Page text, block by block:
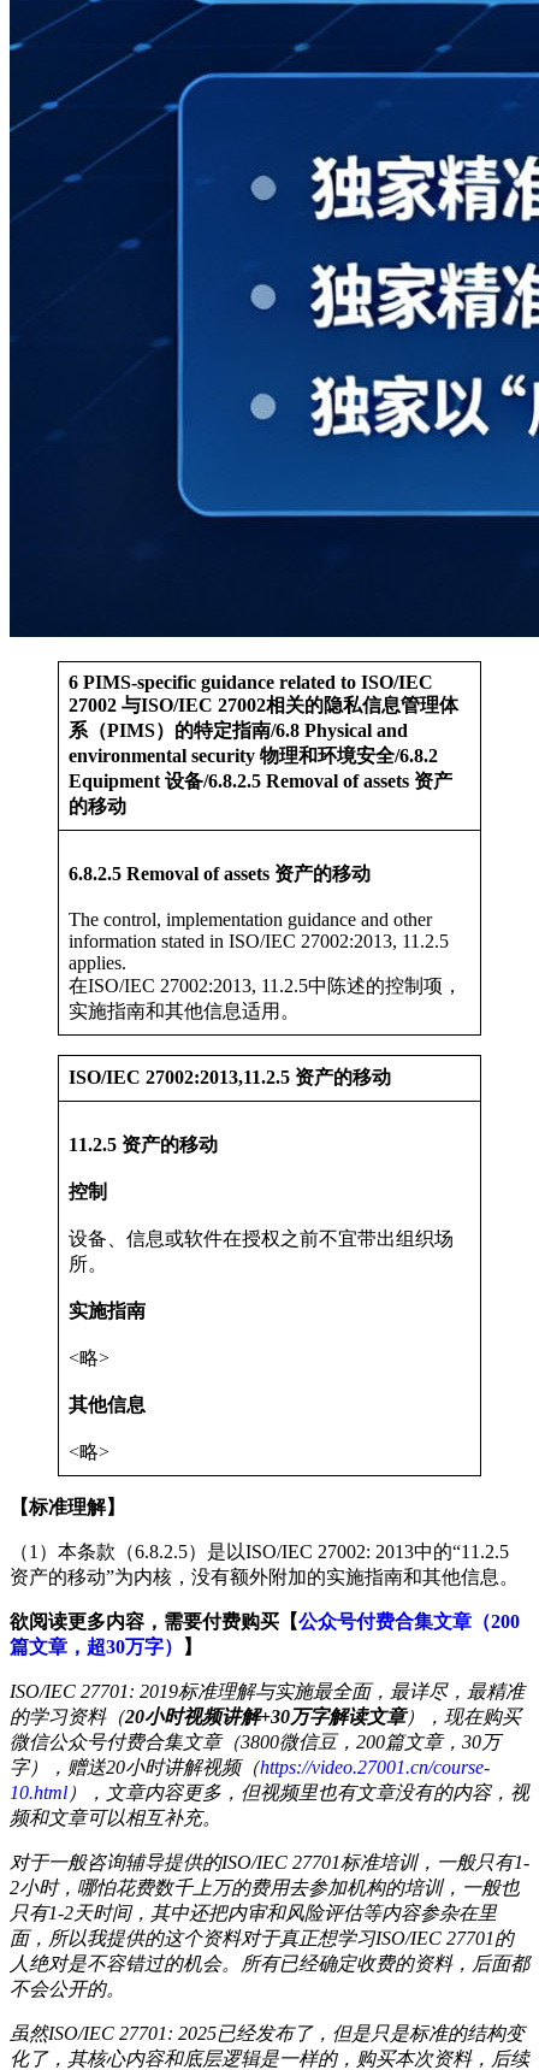
6 PIMS-specific guidance related to ISO/IEC
27002 与ISO/IEC 27002相关的隐私信息管理体
系（PIMS）的特定指南/6.8 Physical and
environmental security 物理和环境安全/6.8.2
Equipment 设备/6.8.2.5 Removal of assets 资产
的移动
6.8.2.5 Removal of assets 资产的移动
The control, implementation guidance and other
information stated in ISO/IEC 27002:2013, 11.2.5
applies.
在ISO/IEC 27002:2013, 11.2.5中陈述的控制项，
实施指南和其他信息适用。
ISO/IEC 27002:2013,11.2.5 资产的移动
11.2.5 资产的移动
控制
设备、信息或软件在授权之前不宜带出组织场
所。
实施指南
<略>
其他信息
<略>
【标准理解】
（1）本条款（6.8.2.5）是以ISO/IEC 27002: 2013中的“11.2.5
资产的移动”为内核，没有额外附加的实施指南和其他信息。
欲阅读更多内容，需要付费购买【公众号付费合集文章（200
篇文章，超30万字）
】
ISO/IEC 27701: 2019标准理解与实施最全面，最详尽，最精准
的学习资料（20小时视频讲解+30万字解读文章），现在购买
微信公众号付费合集文章（3800微信豆，200篇文章，30万
字），赠送20小时讲解视频（https://video.27001.cn/course-
10.html ），文章内容更多，但视频里也有文章没有的内容，视
频和文章可以相互补充。
对于一般咨询辅导提供的ISO/IEC 27701标准培训，一般只有1-
2小时，哪怕花费数千上万的费用去参加机构的培训，一般也
只有1-2天时间，其中还把内审和风险评估等内容参杂在里
面，所以我提供的这个资料对于真正想学习ISO/IEC 27701的
人绝对是不容错过的机会。所有已经确定收费的资料，后面都
不会公开的。
虽然ISO/IEC 27701: 2025已经发布了，但是只是标准的结构变
化了，其核心内容和底层逻辑是一样的，购买本次资料，后续